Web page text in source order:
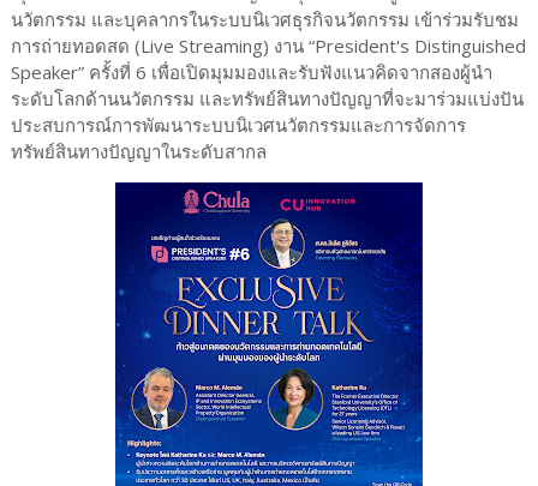
นวัตกรรม และบุคลากรในระบบนิเวศธุรกิจนวัตกรรม เข้าร่วมรับชม
การถ่ายทอดสด (Live Streaming) งาน “President's Distinguished
Speaker” ครั้งที่ 6 เพื่อเปิดมุมมองและรับฟังแนวคิดจากสองผู้นำ
ระดับโลกด้านนวัตกรรม และทรัพย์สินทางปัญญาที่จะมาร่วมแบ่งปัน
ประสบการณ์การพัฒนาระบบนิเวศนวัตกรรมและการจัดการ
ทรัพย์สินทางปัญญาในระดับสากล